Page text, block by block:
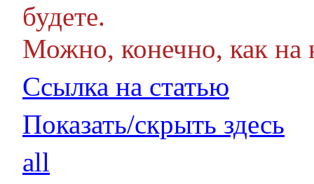
будете.
Можно, конечно, как на
Ссылка на статью
Показать/скрыть здесь
all